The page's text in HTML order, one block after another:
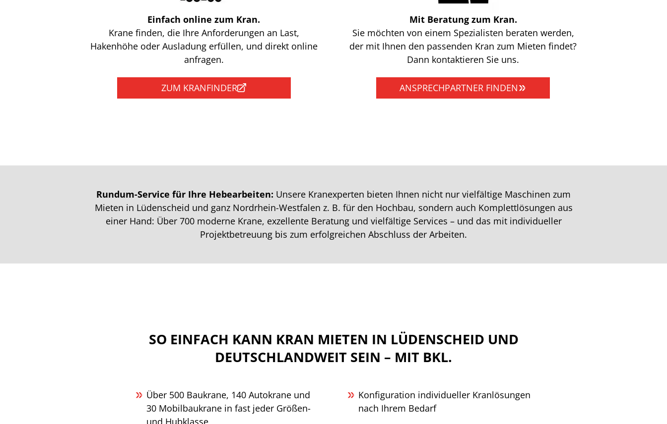
Einfach online zum Kran.
Krane finden, die Ihre Anforderungen an Last,
Hakenhöhe oder Ausladung erfüllen, und direkt online
anfragen.
ZUM KRANFINDER
Mit Beratung zum Kran.
Sie möchten von einem Spezialisten beraten werden,
der mit Ihnen den passenden Kran zum Mieten findet?
Dann kontaktieren Sie uns.
ANSPRECHPARTNER FINDEN
Rundum-Service für Ihre Hebearbeiten: Unsere Kranexperten bieten Ihnen nicht nur vielfältige Maschinen zum
Mieten in Lüdenscheid und ganz Nordrhein-Westfalen z. B. für den Hochbau, sondern auch Komplettlösungen aus
einer Hand: Über 700 moderne Krane, exzellente Beratung und vielfältige Services – und das mit individueller
Projektbetreuung bis zum erfolgreichen Abschluss der Arbeiten.
SO EINFACH KANN KRAN MIETEN IN LÜDENSCHEID UND
DEUTSCHLANDWEIT SEIN – MIT BKL.
Über 500 Baukrane, 140 Autokrane und
30 Mobilbaukrane in fast jeder Größen-
und Hubklasse
Konfiguration individueller Kranlösungen
nach Ihrem Bedarf